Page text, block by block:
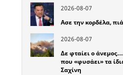
2026-08-07
Ασε την κορδέλα,
2026-08-07
Δε φταίει ο
που «φυσάει» τα
Σαχίνη